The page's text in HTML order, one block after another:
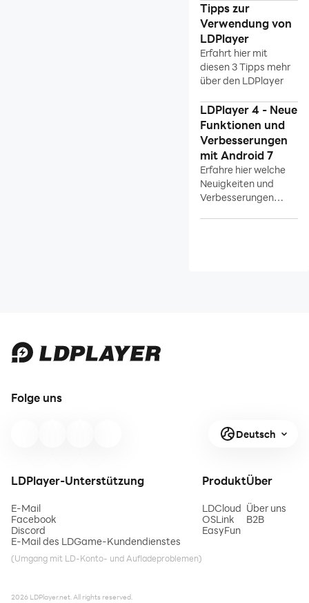
Tipps zur
Verwendung von
LDPlayer
Erfahrt hier mit
diesen 3 Tipps mehr
über den LDPlayer
LDPlayer 4 - Neue
Funktionen und
Verbesserungen
mit Android 7
Erfahre hier welche
Neuigkeiten und
Verbesserungen
Folge uns
Deutsch
LDPlayer-Unterstützung
E-Mail
Facebook
Discord
E-Mail des LDGame-Kundendienstes
(Umgang mit LD-Konto- und Aufladeproblemen)
Produkt
LDCloud
OSLink
EasyFun
Über
Über uns
B2B
2026 LDPlayer.net. All rights reserved.